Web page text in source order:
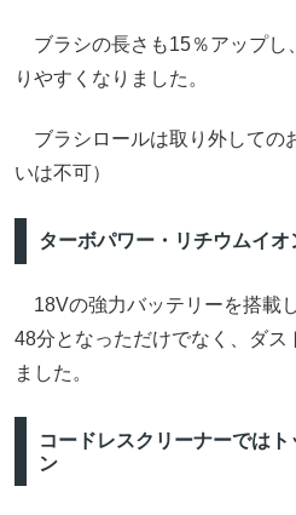
ブラシの長さも15％アップし
りやすくなりました。
ブラシロールは取り外しての
いは不可）
ターボパワー・リチウムイオ
18Vの強力バッテリーを搭載
48分となっただけでなく、ダス
ました。
コードレスクリーナーでは
ン